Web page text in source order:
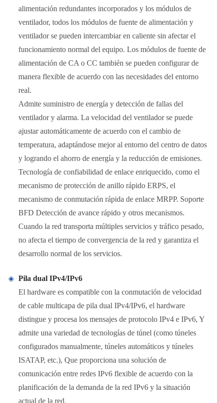
alimentación redundantes incorporados y los módulos de
ventilador, todos los módulos de fuente de alimentación y
ventilador se pueden intercambiar en caliente sin afectar el
funcionamiento normal del equipo. Los módulos de fuente de
alimentación de CA o CC también se pueden configurar de
manera flexible de acuerdo con las necesidades del entorno
real.
Admite suministro de energía y detección de fallas del
ventilador y alarma. La velocidad del ventilador se puede
ajustar automáticamente de acuerdo con el cambio de
temperatura, adaptándose mejor al entorno del centro de datos
y logrando el ahorro de energía y la reducción de emisiones.
Tecnología de confiabilidad de enlace enriquecido, como el
mecanismo de protección de anillo rápido ERPS, el
mecanismo de conmutación rápida de enlace MRPP. Soporte
BFD Detección de avance rápido y otros mecanismos.
Cuando la red transporta múltiples servicios y tráfico pesado,
no afecta el tiempo de convergencia de la red y garantiza el
desarrollo normal de los servicios.
Pila dual IPv4/IPv6
El hardware es compatible con la conmutación de velocidad
de cable multicapa de pila dual IPv4/IPv6, el hardware
distingue y procesa los mensajes de protocolo IPv4 e IPv6, Y
admite una variedad de tecnologías de túnel (como túneles
configurados manualmente, túneles automáticos y túneles
ISATAP, etc.), Que proporciona una solución de
comunicación entre redes IPv6 flexible de acuerdo con la
planificación de la demanda de la red IPv6 y la situación
actual de la red.